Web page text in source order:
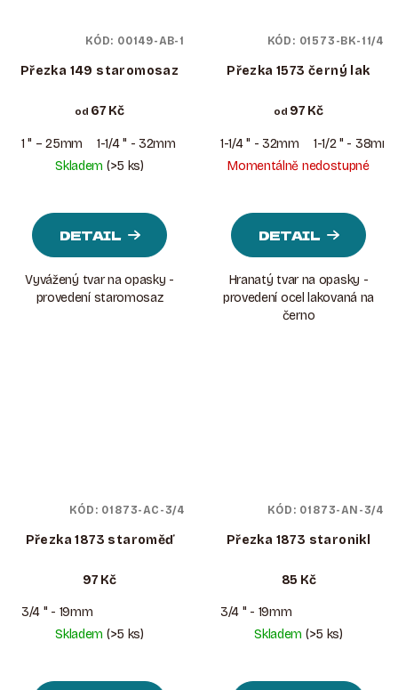
Přezka 149 staromosaz
od 67 Kč
1 " – 25mm 1-1/4 " - 32mm
1-1/2 " - 38mm
Skladem (>5 ks)
DETAIL
Vyvážený tvar na opasky -
provedení staromosaz
KÓD: 00149-AB-1
Přezka 1573 černý lak
od 97 Kč
1-1/4 " - 32mm
1-1/2 " - 38mm
Momentálně nedostupné
DETAIL
Hranatý tvar na opasky -
provedení ocel lakovaná na
černo
KÓD: 01573-BK-11/4
Přezka 1873 staroměď
97 Kč
3/4 " - 19mm
Skladem (>5 ks)
KÓD: 01873-AC-3/4
Přezka 1873 staronikl
85 Kč
3/4 " - 19mm
Skladem (>5 ks)
KÓD: 01873-AN-3/4